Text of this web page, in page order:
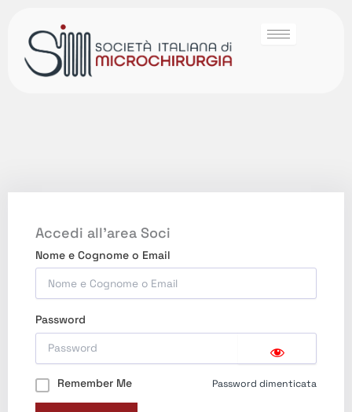
Accedi all'area Soci
Nome e Cognome o Email
Password
Remember Me Password dimenticata